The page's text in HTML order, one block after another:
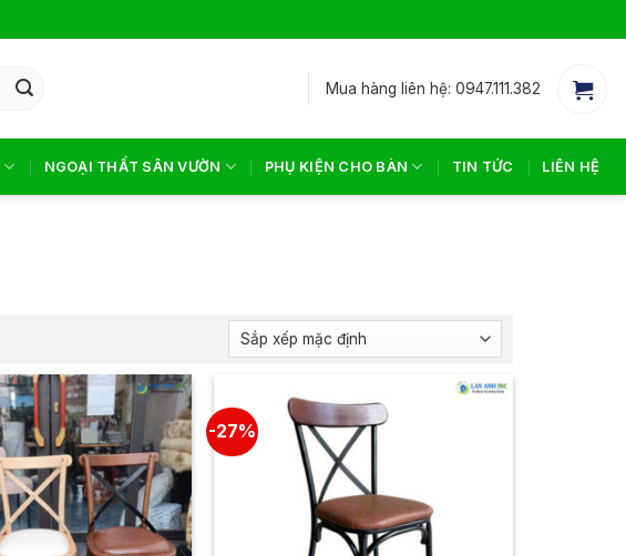
Mua hàng liên hệ: 0947.111.382
NGOẠI THẤT SÂN VƯỜN PHỤ KIỆN CHO BÀN TIN TỨC LIÊN HỆ
-27%